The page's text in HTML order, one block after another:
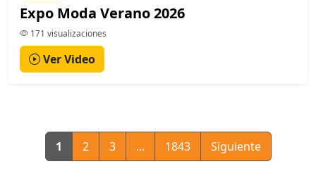
Expo Moda Verano 2026
171 visualizaciones
Ver Video
1 2 3 ... 1843 Siguiente